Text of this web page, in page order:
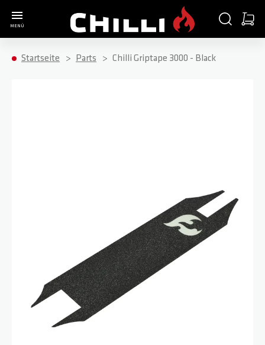
MENÜ
SUCHE
Startseite Parts Chilli Griptape 3000 - Black